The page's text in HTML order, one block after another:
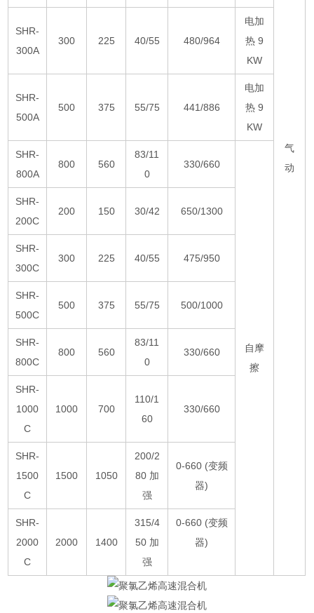
气
动
SHR-
300A
300 225 40/55 480/964
电加
热 9
KW
SHR-
500A
500 375 55/75 441/886
电加
热 9
KW
SHR-
800A
800 560
83/11
0
330/660
自摩
擦
SHR-
200C
200 150 30/42 650/1300
SHR-
300C
300 225 40/55 475/950
SHR-
500C
500 375 55/75 500/1000
SHR-
800C
800 560
83/11
0
330/660
SHR-
1000
C
1000 700
110/1
60
330/660
SHR-
1500
C
1500 1050
200/2
80 加
强
0-660 (变频
器)
SHR-
2000
C
2000 1400
315/4
50 加
强
0-660 (变频
器)